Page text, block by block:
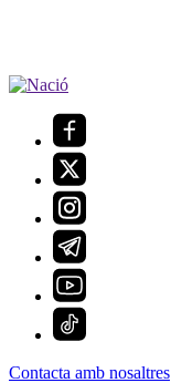
Contacta amb nosaltres